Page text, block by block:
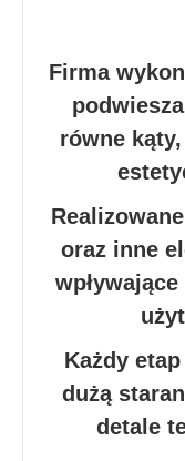
Firma
równe
oraz inne
Każdy
dużą
detale